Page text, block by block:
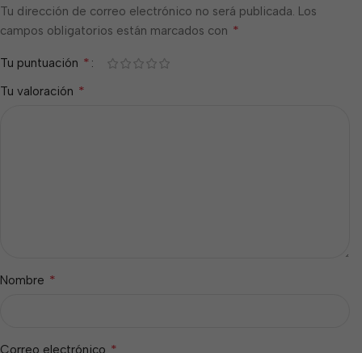
Tu dirección de correo electrónico no será publicada. Los
campos obligatorios están marcados con *
Tu puntuación *
Tu valoración *
Nombre *
Correo electrónico *